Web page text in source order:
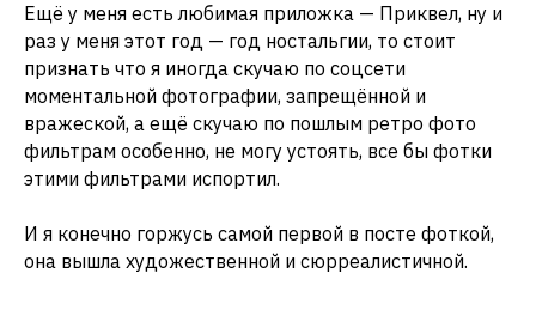
Ещё у меня есть любимая приложка — Приквел, ну и
раз у меня этот год — год ностальгии, то стоит
признать что я иногда скучаю по соцсети
моментальной фотографии, запрещённой и
вражеской, а ещё скучаю по пошлым ретро фото
фильтрам особенно, не могу устоять, все бы фотки
этими фильтрами испортил.
И я конечно горжусь самой первой в посте фоткой,
она вышла художественной и сюрреалистичной.